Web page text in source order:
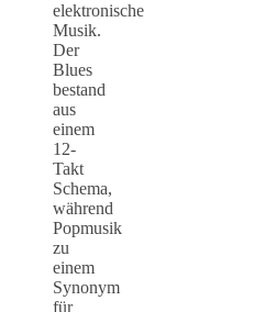
elektronische
Musik.
Der
Blues
bestand
aus
einem
12-
Takt
Schema,
während
Popmusik
zu
einem
Synonym
für